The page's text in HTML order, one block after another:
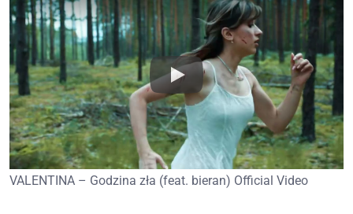
VALENTINA – Godzina zła (feat. bieran) Official Video